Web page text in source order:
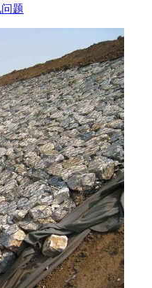
题